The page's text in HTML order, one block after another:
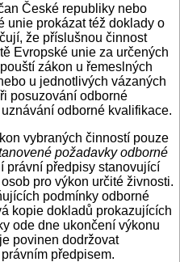
České republiky nebo
unie prokázat též doklady o
že příslušnou činnost
Evropské unie za určených
zákon u řemeslných
u jednotlivých vázaných
posuzování odborné
odborné kvalifikace.
vybraných činností pouze
požadavky odborné
právní předpisy stanovující
pro výkon určité živnosti.
podmínky odborné
kopie dokladů prokazujících
ode dne ukončení výkonu
povinen dodržovat
předpisem.